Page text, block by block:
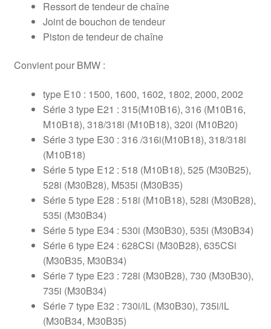
Ressort de tendeur de chaîne
Joint de bouchon de tendeur
Piston de tendeur de chaîne
Convient pour BMW :
type E10 : 1500, 1600, 1602, 1802, 2000, 2002
Série 3 type E21 : 315(M10B16), 316 (M10B16,
M10B18), 318/318i (M10B18), 320i (M10B20)
Série 3 type E30 : 316 /316i(M10B18), 318/318i
(M10B18)
Série 5 type E12 : 518 (M10B18), 525 (M30B25),
528i (M30B28), M535i (M30B35)
Série 5 type E28 : 518i (M10B18), 528i (M30B28),
535i (M30B34)
Série 5 type E34 : 530i (M30B30), 535i (M30B34)
Série 6 type E24 : 628CSi (M30B28), 635CSi
(M30B35, M30B34)
Série 7 type E23 : 728i (M30B28), 730 (M30B30),
735i (M30B34)
Série 7 type E32 : 730i/iL (M30B30), 735i/iL
(M30B34, M30B35)